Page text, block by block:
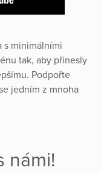
s minimálními
tak, aby přinesly
Podpořte
jedním z mnoha
námi!